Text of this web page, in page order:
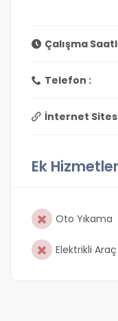
Çalışma
Telefon :
İnternet
Ek Hizmetler
Oto Yıkama
Elektrikli